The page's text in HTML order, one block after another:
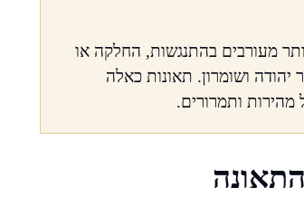
אחד או יותר מעורבים בהתנגשות, החלקה או
באזור יהודה ושומרון. תאונות כאלה
מהירות ותמרורים.